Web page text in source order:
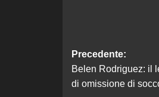
articolo
Precedente:
Belen Rodriguez: il
di omissione di